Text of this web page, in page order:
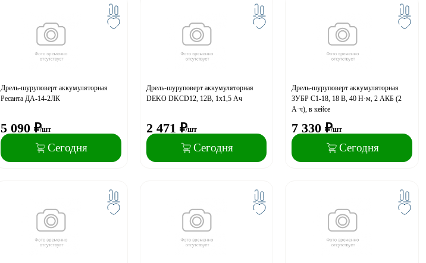
Дрель-шуруповерт аккумуляторная
Ресанта ДА-14-2ЛК
5 090 ₽/шт
Сегодня
Дрель-шуруповерт аккумуляторная
DEKO DKCD12, 12В, 1х1,5 Ач
2 471 ₽/шт
Сегодня
Дрель-шуруповерт аккумуляторная
ЗУБР С1-18, 18 В, 40 Н·м, 2 АКБ (2
А·ч), в кейсе
7 330 ₽/шт
Сегодня